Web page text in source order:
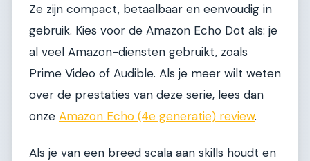
Ze zijn compact, betaalbaar en eenvoudig in
gebruik. Kies voor de Amazon Echo Dot als: je
al veel Amazon-diensten gebruikt, zoals
Prime Video of Audible. Als je meer wilt weten
over de prestaties van deze serie, lees dan
onze Amazon Echo (4e generatie) review.
Als je van een breed scala aan skills houdt en